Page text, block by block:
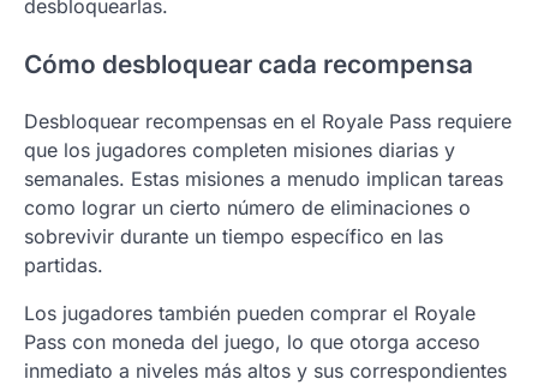
desbloquearlas.
Cómo desbloquear cada recompensa
Desbloquear recompensas en el Royale Pass requiere
que los jugadores completen misiones diarias y
semanales. Estas misiones a menudo implican tareas
como lograr un cierto número de eliminaciones o
sobrevivir durante un tiempo específico en las
partidas.
Los jugadores también pueden comprar el Royale
Pass con moneda del juego, lo que otorga acceso
inmediato a niveles más altos y sus correspondientes